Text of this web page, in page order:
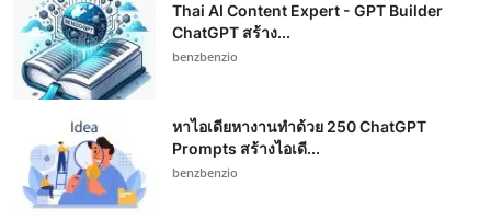
Thai AI Content Expert - GPT Builder
ChatGPT สร้าง...
benzbenzio
หาไอเดียหางานทำด้วย 250 ChatGPT
Prompts สร้างไอเดี...
benzbenzio